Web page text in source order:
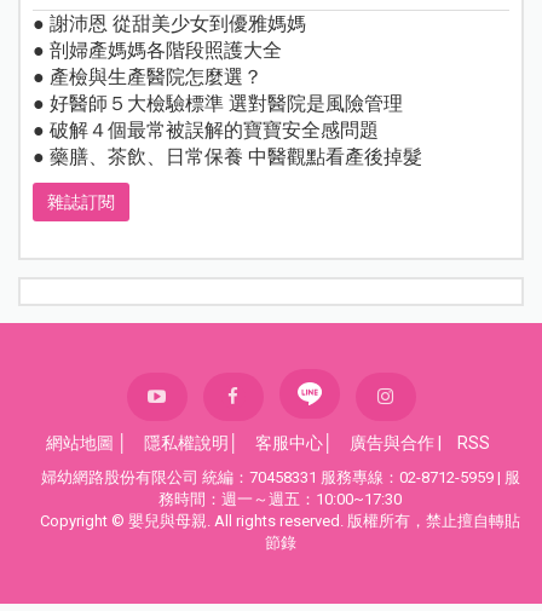
● 謝沛恩 從甜美少女到優雅媽媽
● 剖婦產媽媽各階段照護大全
● 產檢與生產醫院怎麼選？
● 好醫師５大檢驗標準 選對醫院是風險管理
● 破解４個最常被誤解的寶寶安全感問題
● 藥膳、茶飲、日常保養 中醫觀點看產後掉髮
雜誌訂閱
網站地圖 隱私權說明 客服中心 廣告與合作 RSS
婦幼網路股份有限公司 統編：70458331 服務專線：02-8712-5959 | 服
務時間：週一～週五：10:00~17:30
Copyright © 嬰兒與母親. All rights reserved. 版權所有，禁止擅自轉貼
節錄